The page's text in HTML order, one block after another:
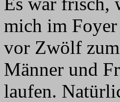
mich im Foyer
vor Zwölf zum
Männer und
laufen.